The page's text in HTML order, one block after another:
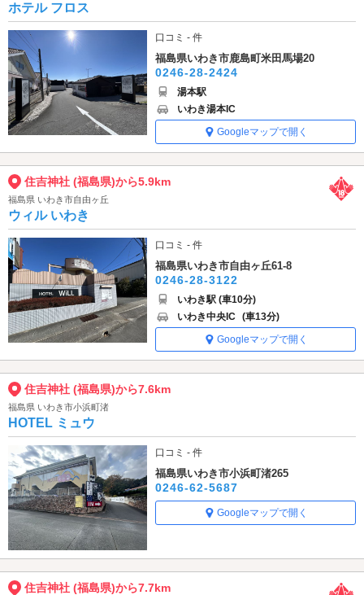
ホテル フロス
口コミ - 件
福島県いわき市鹿島町米田馬場20
0246-28-2424
湯本駅
いわき湯本IC
Googleマップで開く
住吉神社 (福島県)から5.9km
福島県 いわき市自由ヶ丘
ウィル いわき
口コミ - 件
福島県いわき市自由ヶ丘61-8
0246-28-3122
いわき駅 (車10分)
いわき中央IC (車13分)
Googleマップで開く
住吉神社 (福島県)から7.6km
福島県 いわき市小浜町渚
HOTEL ミュウ
口コミ - 件
福島県いわき市小浜町渚265
0246-62-5687
Googleマップで開く
住吉神社 (福島県)から7.7km